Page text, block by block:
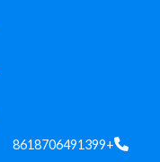
+8618706491399